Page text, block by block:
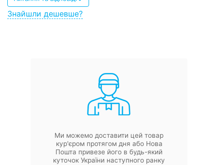
Знайшли дешевше?
Ми можемо доставити цей товар
кур'єром протягом дня або Нова
Пошта привезе його в будь-який
куточок України наступного ранку